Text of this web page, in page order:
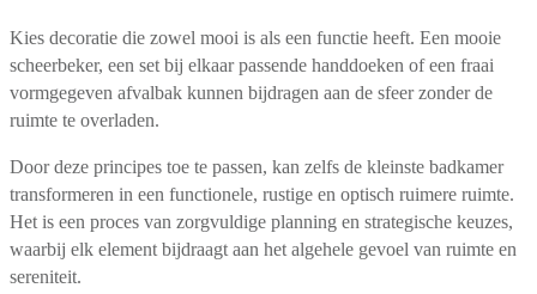
Kies decoratie die zowel mooi is als een functie heeft. Een mooie
scheerbeker, een set bij elkaar passende handdoeken of een fraai
vormgegeven afvalbak kunnen bijdragen aan de sfeer zonder de
ruimte te overladen.
Door deze principes toe te passen, kan zelfs de kleinste badkamer
transformeren in een functionele, rustige en optisch ruimere ruimte.
Het is een proces van zorgvuldige planning en strategische keuzes,
waarbij elk element bijdraagt aan het algehele gevoel van ruimte en
sereniteit.